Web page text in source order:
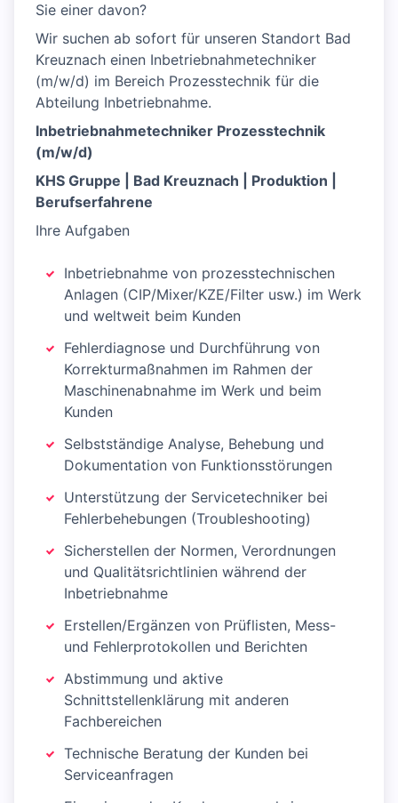
Sie einer davon?
Wir suchen ab sofort für unseren Standort Bad
Kreuznach einen Inbetriebnahmetechniker
(m/w/d) im Bereich Prozesstechnik für die
Abteilung Inbetriebnahme.
Inbetriebnahmetechniker Prozesstechnik
(m/w/d)
KHS Gruppe | Bad Kreuznach | Produktion |
Berufserfahrene
Ihre Aufgaben
Inbetriebnahme von prozesstechnischen
Anlagen (CIP/Mixer/KZE/Filter usw.) im Werk
und weltweit beim Kunden
Fehlerdiagnose und Durchführung von
Korrekturmaßnahmen im Rahmen der
Maschinenabnahme im Werk und beim
Kunden
Selbstständige Analyse, Behebung und
Dokumentation von Funktionsstörungen
Unterstützung der Servicetechniker bei
Fehlerbehebungen (Troubleshooting)
Sicherstellen der Normen, Verordnungen
und Qualitätsrichtlinien während der
Inbetriebnahme
Erstellen/Ergänzen von Prüflisten, Mess-
und Fehlerprotokollen und Berichten
Abstimmung und aktive
Schnittstellenklärung mit anderen
Fachbereichen
Technische Beratung der Kunden bei
Serviceanfragen